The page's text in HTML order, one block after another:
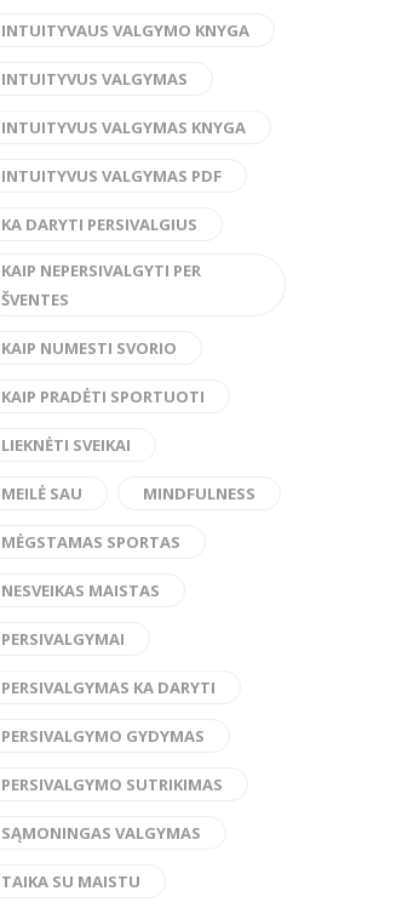
INTUITYVAUS VALGYMO KNYGA
INTUITYVUS VALGYMAS
INTUITYVUS VALGYMAS KNYGA
INTUITYVUS VALGYMAS PDF
KA DARYTI PERSIVALGIUS
KAIP NEPERSIVALGYTI PER
ŠVENTES
KAIP NUMESTI SVORIO
KAIP PRADĖTI SPORTUOTI
LIEKNĖTI SVEIKAI
MEILĖ SAU MINDFULNESS
MĖGSTAMAS SPORTAS
NESVEIKAS MAISTAS
PERSIVALGYMAI
PERSIVALGYMAS KA DARYTI
PERSIVALGYMO GYDYMAS
PERSIVALGYMO SUTRIKIMAS
SĄMONINGAS VALGYMAS
TAIKA SU MAISTU